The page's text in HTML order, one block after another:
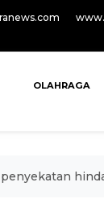
OLAHRAGA